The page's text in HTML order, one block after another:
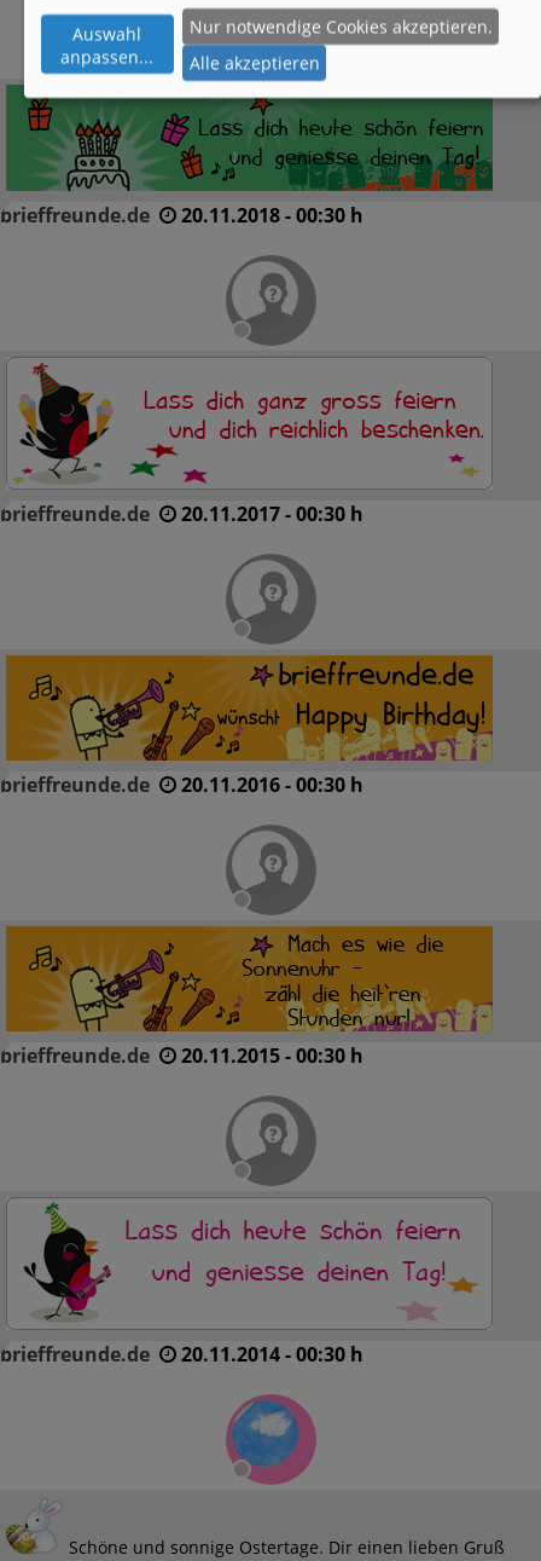
brieffreunde.de 20.11.2018 - 00:30 h
brieffreunde.de 20.11.2017 - 00:30 h
brieffreunde.de 20.11.2016 - 00:30 h
brieffreunde.de 20.11.2015 - 00:30 h
brieffreunde.de 20.11.2014 - 00:30 h
Schöne und sonnige Ostertage. Dir einen lieben Gruß
Auswahl
anpassen...
Nur notwendige Cookies akzeptieren.
Alle akzeptieren